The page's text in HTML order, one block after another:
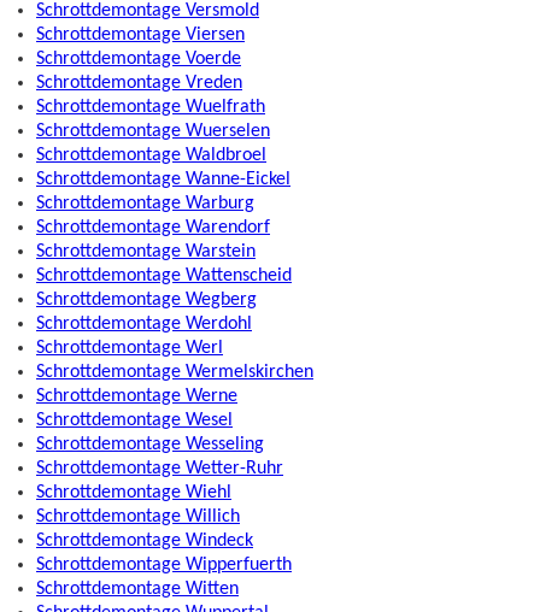
Schrottdemontage Versmold
Schrottdemontage Viersen
Schrottdemontage Voerde
Schrottdemontage Vreden
Schrottdemontage Wuelfrath
Schrottdemontage Wuerselen
Schrottdemontage Waldbroel
Schrottdemontage Wanne-Eickel
Schrottdemontage Warburg
Schrottdemontage Warendorf
Schrottdemontage Warstein
Schrottdemontage Wattenscheid
Schrottdemontage Wegberg
Schrottdemontage Werdohl
Schrottdemontage Werl
Schrottdemontage Wermelskirchen
Schrottdemontage Werne
Schrottdemontage Wesel
Schrottdemontage Wesseling
Schrottdemontage Wetter-Ruhr
Schrottdemontage Wiehl
Schrottdemontage Willich
Schrottdemontage Windeck
Schrottdemontage Wipperfuerth
Schrottdemontage Witten